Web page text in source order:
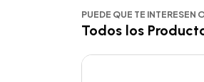
PUEDE QUE TE INTERESEN
Todos los